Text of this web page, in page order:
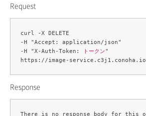
Request
curl -X DELETE
-H "Accept: application/json"
-H "X-Auth-Token:
トークン"
https://image-
Response